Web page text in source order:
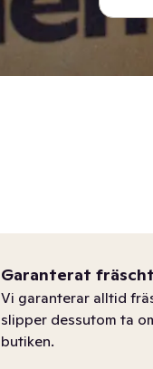
Garanterat fräscht
Vi garanterar alltid
slipper dessutom ta
butiken.